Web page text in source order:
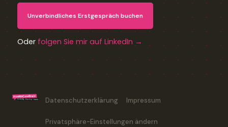
Unverbindliches Erstgespräch buchen
Oder folgen Sie mir auf LinkedIn →
Datenschutzerklärung Impressum
Privatsphäre-Einstellungen ändern